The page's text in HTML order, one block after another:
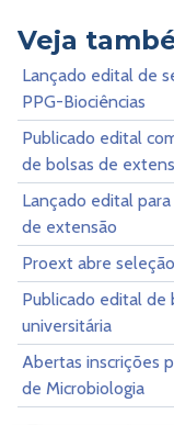
Veja
Lançado edital de
PPG-Biociências
Publicado edital
de bolsas de
Lançado edital
de extensão
Proext abre
Publicado edital de
universitária
Abertas inscrições
de Microbiologia